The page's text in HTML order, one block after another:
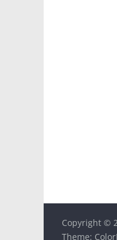
Copyright ©
Theme: